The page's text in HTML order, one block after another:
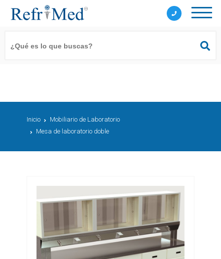
Inicio
Mobiliario de Laboratorio
Mesa de laboratorio doble